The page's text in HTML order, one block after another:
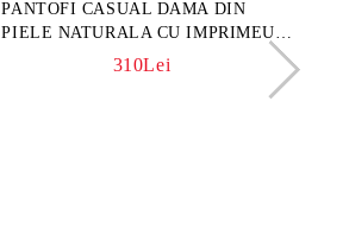
PANTOFI CASUAL DAMA DIN
PIELE NATURALA CU IMPRIMEU
FLORAL - MODEL LUNA
310Lei